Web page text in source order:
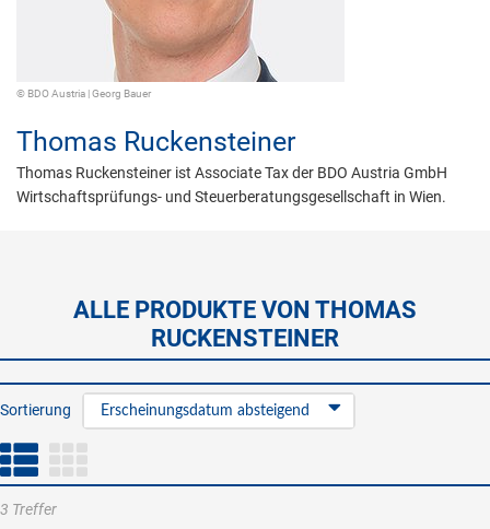
© BDO Austria | Georg Bauer
Thomas Ruckensteiner
Thomas Ruckensteiner ist Associate Tax der BDO Austria GmbH
Wirtschaftsprüfungs- und Steuerberatungsgesellschaft in Wien.
ALLE PRODUKTE VON THOMAS
RUCKENSTEINER
Sortierung Erscheinungsdatum absteigend
3 Treffer